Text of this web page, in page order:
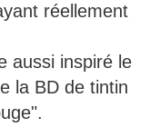
réellement
aussi inspiré le
la BD de tintin